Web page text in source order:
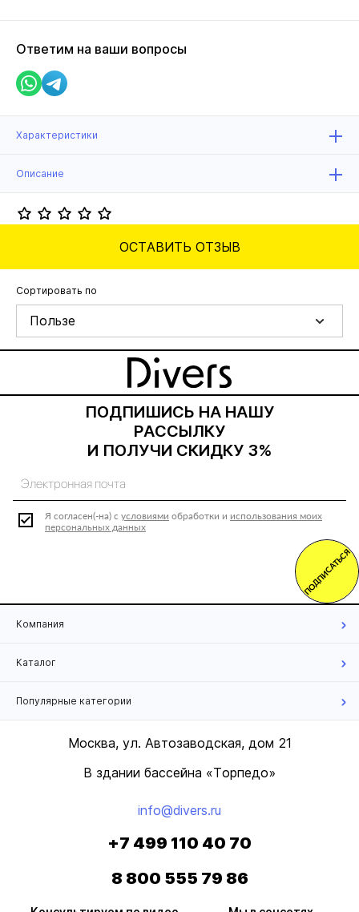
Ответим на ваши вопросы
Характеристики
Описание
ОСТАВИТЬ ОТЗЫВ
Сортировать по
Пользе
ПОДПИШИСЬ НА НАШУ
РАССЫЛКУ
И ПОЛУЧИ СКИДКУ 3%
Я согласен(-на) с условиями обработки и использования моих
персональных данных
ПОДПИСАТЬСЯ
Компания
Каталог
Популярные категории
Москва, ул. Автозаводская, дом 21
В здании бассейна «Торпедо»
info@divers.ru
+7 499 110 40 70
8 800 555 79 86